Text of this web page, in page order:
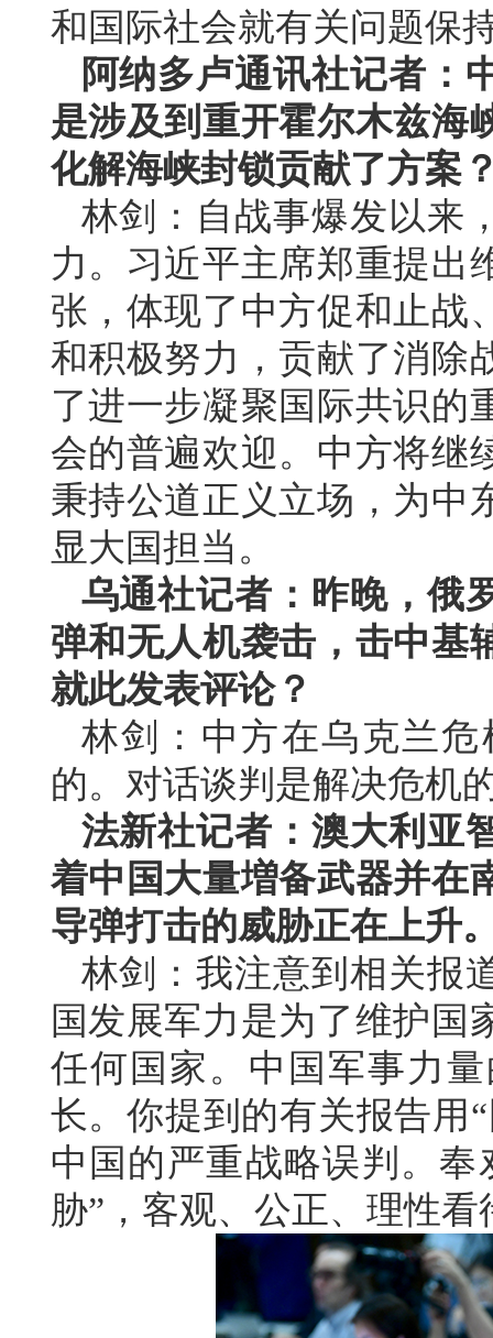
和国际社会就有关问题保
阿纳多卢通讯社记者：
是涉及到重开霍尔木兹海
化解海峡封锁贡献了方案
林剑：自战事爆发以来
力。习近平主席郑重提出
张，体现了中方促和止战
和积极努力，贡献了消除
了进一步凝聚国际共识的
会的普遍欢迎。中方将继
秉持公道正义立场，为中
显大国担当。
乌通社记者：昨晚，俄
弹和无人机袭击，击中基
就此发表评论？
林剑：中方在乌克兰
的。对话谈判是解决危机
法新社记者：澳大利亚
着中国大量増备武器并在
导弹打击的威胁正在上升
林剑：我注意到相关报
国发展军力是为了维护国
任何国家。中国军事力
长。你提到的有关报告用
中国的严重战略误判。
胁”，客观、公正、理性